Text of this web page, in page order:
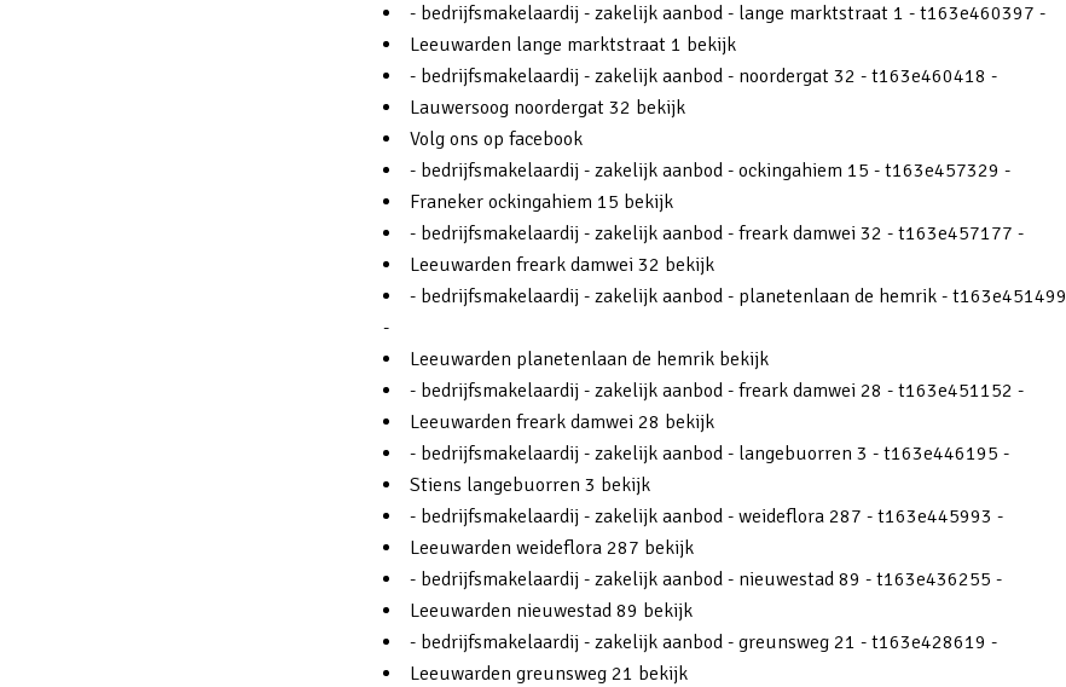
- bedrijfsmakelaardij - zakelijk aanbod - lange marktstraat 1 - t163e460397 -
Leeuwarden lange marktstraat 1 bekijk
- bedrijfsmakelaardij - zakelijk aanbod - noordergat 32 - t163e460418 -
Lauwersoog noordergat 32 bekijk
Volg ons op facebook
- bedrijfsmakelaardij - zakelijk aanbod - ockingahiem 15 - t163e457329 -
Franeker ockingahiem 15 bekijk
- bedrijfsmakelaardij - zakelijk aanbod - freark damwei 32 - t163e457177 -
Leeuwarden freark damwei 32 bekijk
- bedrijfsmakelaardij - zakelijk aanbod - planetenlaan de hemrik - t163e451499
-
Leeuwarden planetenlaan de hemrik bekijk
- bedrijfsmakelaardij - zakelijk aanbod - freark damwei 28 - t163e451152 -
Leeuwarden freark damwei 28 bekijk
- bedrijfsmakelaardij - zakelijk aanbod - langebuorren 3 - t163e446195 -
Stiens langebuorren 3 bekijk
- bedrijfsmakelaardij - zakelijk aanbod - weideflora 287 - t163e445993 -
Leeuwarden weideflora 287 bekijk
- bedrijfsmakelaardij - zakelijk aanbod - nieuwestad 89 - t163e436255 -
Leeuwarden nieuwestad 89 bekijk
- bedrijfsmakelaardij - zakelijk aanbod - greunsweg 21 - t163e428619 -
Leeuwarden greunsweg 21 bekijk